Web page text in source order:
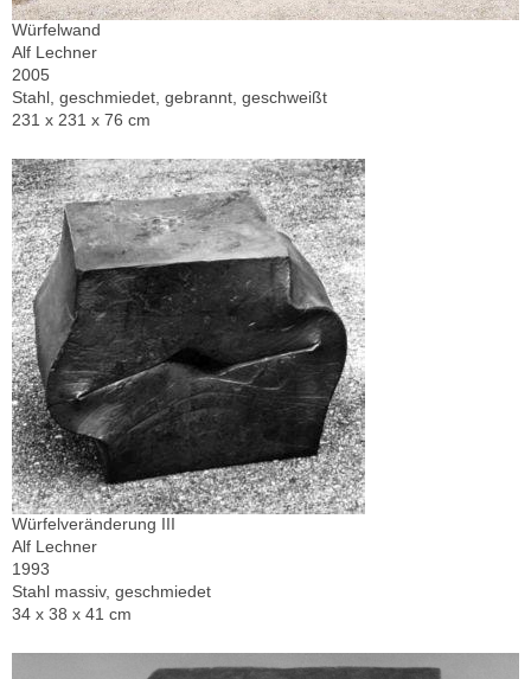
Würfelwand
Alf Lechner
2005
Stahl, geschmiedet, gebrannt, geschweißt
231 x 231 x 76 cm
Würfelveränderung III
Alf Lechner
1993
Stahl massiv, geschmiedet
34 x 38 x 41 cm